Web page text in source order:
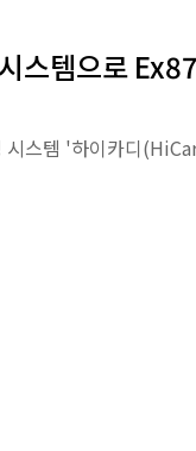
스템으로
시스템 '하이카디